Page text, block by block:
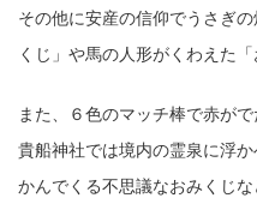
その他に安産の信仰でうさぎ
くじ」や馬の人形がくわえた「
また、６色のマッチ棒で赤が
貴船神社では境内の霊泉に浮
かんでくる不思議なおみくじな